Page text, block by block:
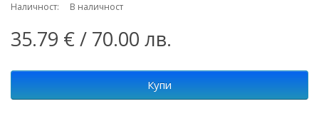
Наличност: В наличност
35.79 € / 70.00 лв.
Купи